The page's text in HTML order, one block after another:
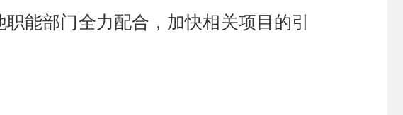
职能部门全力配合， 加快相关项目的引